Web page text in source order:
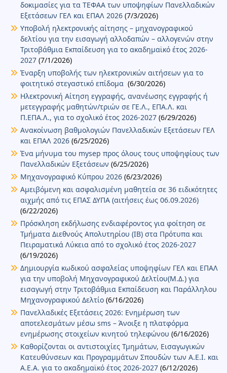
δοκιμασίες για τα ΤΕΦΑΑ των υποψηφίων Πανελλαδικών
Εξετάσεων ΓΕΛ και ΕΠΑΛ 2026 (7/3/2026)
Υποβολή ηλεκτρονικής αίτησης – μηχανογραφικού
δελτίου για την εισαγωγή αλλοδαπών – αλλογενών στην
Τριτοβάθμια Εκπαίδευση για το ακαδημαϊκό έτος 2026-
2027 (7/1/2026)
Έναρξη υποβολής των ηλεκτρονικών αιτήσεων για το
φοιτητικό στεγαστικό επίδομα (6/30/2026)
Ηλεκτρονική Αίτηση εγγραφής, ανανέωσης εγγραφής ή
μετεγγραφής μαθητών/τριών σε ΓΕ.Λ., ΕΠΑ.Λ. και
Π.ΕΠΑ.Λ., για το σχολικό έτος 2026-2027 (6/29/2026)
Ανακοίνωση βαθμολογιών Πανελλαδικών Εξετάσεων ΓΕΛ
και ΕΠΑΛ 2026 (6/25/2026)
Ένα μήνυμα του mysep προς όλους τους υποψηφίους των
Πανελλαδικών Εξετάσεων (6/25/2026)
Μηχανογραφικό Κύπρου 2026 (6/23/2026)
Αμειβόμενη και ασφαλισμένη μαθητεία σε 36 ειδικότητες
αιχμής από τις ΕΠΑΣ ΔΥΠΑ (αιτήσεις έως 06.09.2026)
(6/22/2026)
Πρόσκληση εκδήλωσης ενδιαφέροντος για φοίτηση σε
Τμήματα Διεθνούς Απολυτηρίου (IB) στα Πρότυπα και
Πειραματικά Λύκεια από το σχολικό έτος 2026-2027
(6/19/2026)
Δημιουργία κωδικού ασφαλείας υποψηφίων ΓΕΛ και ΕΠΑΛ
για την υποβολή Μηχανογραφικού Δελτίου(Μ.Δ.) για
εισαγωγή στην Τριτοβάθμια Εκπαίδευση και Παράλληλου
Μηχανογραφικού Δελτίο (6/16/2026)
Πανελλαδικές Εξετάσεις 2026: Ενημέρωση των
αποτελεσμάτων μέσω sms – Άνοιξε η πλατφόρμα
ενημέρωσης στοιχείων κινητού τηλεφώνου (6/16/2026)
Καθορίζονται οι αντιστοιχίες Τμημάτων, Εισαγωγικών
Κατευθύνσεων και Προγραμμάτων Σπουδών των Α.Ε.Ι. και
Α.Ε.Α. για το ακαδημαϊκό έτος 2026-2027 (6/12/2026)